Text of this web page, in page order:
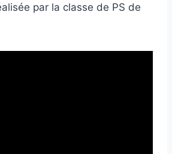
par la classe de PS de